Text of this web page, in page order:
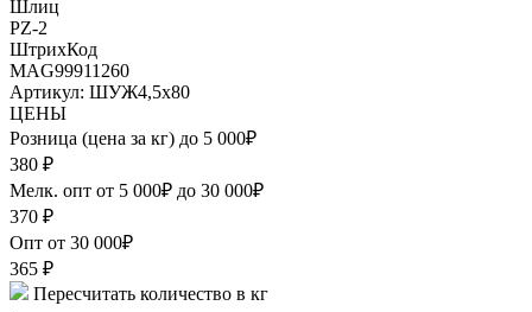
Шлиц
PZ-2
ШтрихКод
MAG99911260
Артикул: ШУЖ4,5х80
ЦЕНЫ
Розница (цена за кг) до 5 000₽
380 ₽
Мелк. опт от 5 000₽ до 30 000₽
370 ₽
Опт от 30 000₽
365 ₽
Пересчитать количество в кг